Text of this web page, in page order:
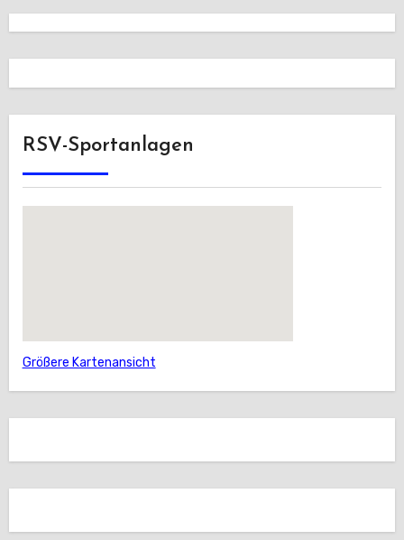
RSV-Sportanlagen
Größere Kartenansicht